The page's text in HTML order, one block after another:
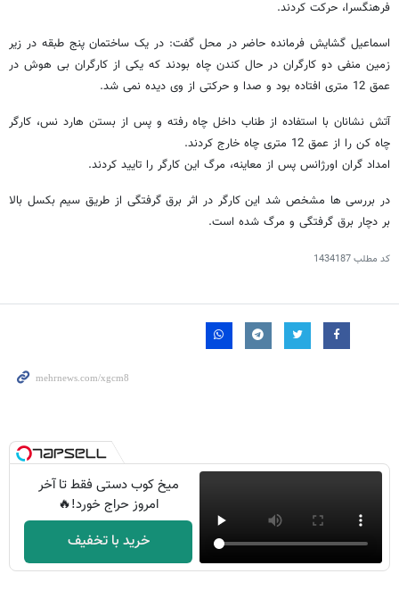
فرهنگسرا، حرکت کردند.
اسماعیل گشایش فرمانده حاضر در محل گفت: در یک ساختمان پنج طبقه در زیر
زمین منفی دو کارگران در حال کندن چاه بودند که یکی از کارگران بی هوش در
عمق 12 متری افتاده بود و صدا و حرکتی از وی دیده نمی شد.
آتش نشانان با استفاده از طناب داخل چاه رفته و پس از بستن هارد نس، کارگر
چاه کن را از عمق 12 متری چاه خارج کردند.
امداد گران اورژانس پس از معاینه، مرگ این کارگر را تایید کردند.
در بررسی ها مشخص شد این کارگر در اثر برق گرفتگی از طریق سیم بکسل بالا
بر دچار برق گرفتگی و مرگ شده است.
کد مطلب1434187
میخ کوب دستی فقط تا آخر
امروز حراج خورد!🔥
خرید با تخفیف